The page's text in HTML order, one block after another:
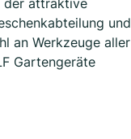
der attraktive
und
an Werkzeuge aller
Gartengeräte